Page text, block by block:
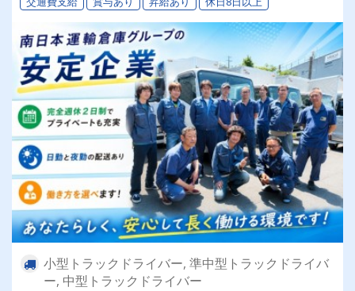
小型トラックドライバー, 準中型トラックドライバ
ー, 中型トラックドライバー